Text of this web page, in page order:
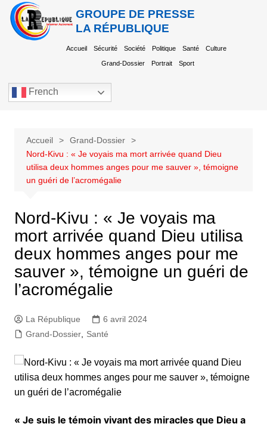
GROUPE DE PRESSE
LA RÉPUBLIQUE
Accueil Sécurité Société Politique Santé Culture
Grand-Dossier Portrait Sport
French
Accueil
Grand-Dossier
Nord-Kivu : « Je voyais ma mort arrivée quand Dieu
utilisa deux hommes anges pour me sauver », témoigne
un guéri de l’acromégalie
Nord-Kivu : « Je voyais ma
mort arrivée quand Dieu utilisa
deux hommes anges pour me
sauver », témoigne un guéri de
l’acromégalie
La République
6 avril 2024
Grand-Dossier, Santé
« Je suis le témoin vivant des miracles que Dieu a